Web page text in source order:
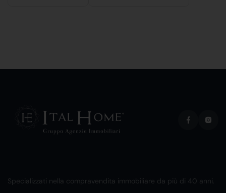
Specializzati nella compravendita immobiliare da più di 40 anni.